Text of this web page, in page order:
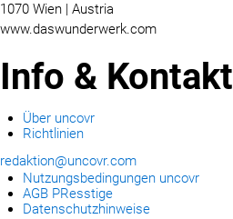
1070 Wien | Austria
www.daswunderwerk.com
Info & Kontakt
Über uncovr
Richtlinien
redaktion@uncovr.com
Nutzungsbedingungen uncovr
AGB PResstige
Datenschutzhinweise